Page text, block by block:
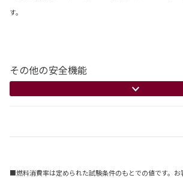
す。
その他の安全機能
■燃料消費率は定められた試験条件のもとでの値です。お